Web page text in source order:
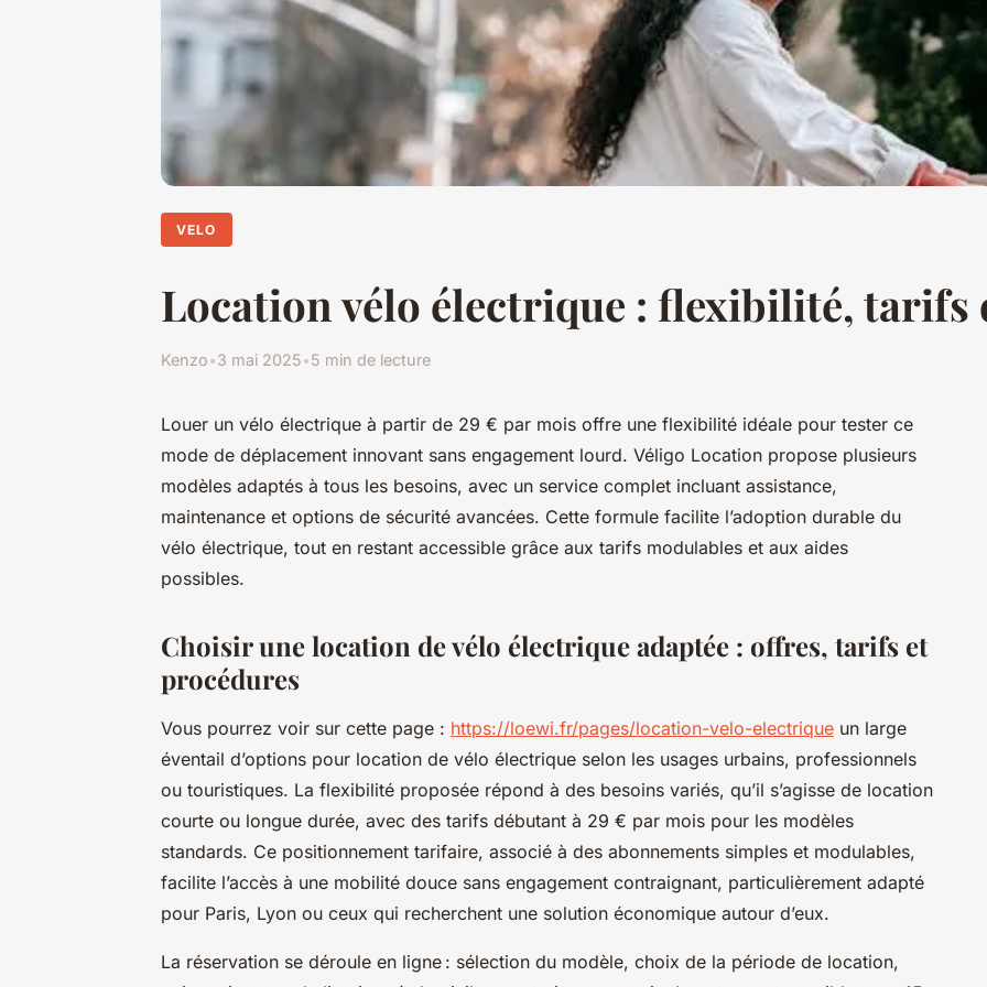
VELO
Location vélo électrique : flexibilité, tarifs
Kenzo•3 mai 2025•5 min de lecture
Louer un vélo électrique à partir de 29 € par mois offre une flexibilité idéale pour tester ce
mode de déplacement innovant sans engagement lourd. Véligo Location propose plusieurs
modèles adaptés à tous les besoins, avec un service complet incluant assistance,
maintenance et options de sécurité avancées. Cette formule facilite l’adoption durable du
vélo électrique, tout en restant accessible grâce aux tarifs modulables et aux aides
possibles.
Choisir une location de vélo électrique adaptée : offres, tarifs et
procédures
Vous pourrez voir sur cette page : https://loewi.fr/pages/location-velo-electrique un large
éventail d’options pour location de vélo électrique selon les usages urbains, professionnels
ou touristiques. La flexibilité proposée répond à des besoins variés, qu’il s’agisse de location
courte ou longue durée, avec des tarifs débutant à 29 € par mois pour les modèles
standards. Ce positionnement tarifaire, associé à des abonnements simples et modulables,
facilite l’accès à une mobilité douce sans engagement contraignant, particulièrement adapté
pour Paris, Lyon ou ceux qui recherchent une solution économique autour d’eux.
La réservation se déroule en ligne : sélection du modèle, choix de la période de location,